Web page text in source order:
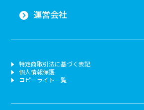
運営会社
特定商取引法に基づく表記
個人情報保護
コピーライト一覧